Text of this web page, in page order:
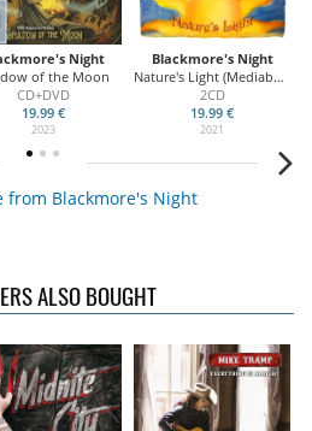
Night
of the Moon
CD+DVD
19.99 €
2023
Blackmore's Night
Nature's Light (Mediabook)
2CD
19.99 €
2021
from Blackmore's Night
ALSO BOUGHT